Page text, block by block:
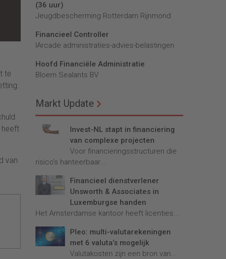
te
heeft
van
(36 uur)
Jeugdbescherming Rotterdam Rijnmond
Financieel Controller
lArcade administraties-advies-belastingen
Hoofd Financiële Administratie
Bloem Sealants BV
Markt Update
Invest-NL stapt in financiering
van complexe projecten
Voor financieringsstructuren die
risico’s hanteerbaar...
Financieel dienstverlener
Unsworth & Associates in
Luxemburgse handen
Het Amsterdamse kantoor heeft licenties...
Pleo: multi-valutarekeningen
met 6 valuta’s mogelijk
Valutakosten zijn een bron van...